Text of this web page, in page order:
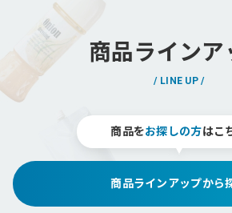
商品ラインア
LINE UP
商品をお探しの方はこ
商品ラインアップから